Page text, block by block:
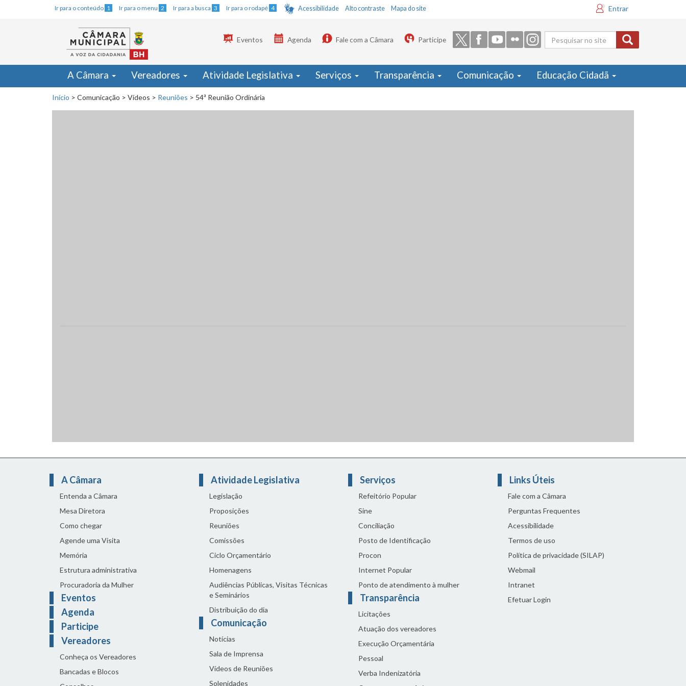
Ir para o conteúdo 1 Ir para o menu 2 Ir para a busca 3 Ir para o rodapé 4 Acessibilidade Alto contraste Mapa do site Entrar
Formulário
de busca
Eventos Agenda Fale com a Câmara Participe
A Câmara Vereadores Atividade Legislativa Serviços Transparência Comunicação Educação Cidadã
Início > Comunicação > Vídeos > Reuniões > 54ª Reunião Ordinária
A Câmara
Entenda a Câmara
Mesa Diretora
Como chegar
Agende uma Visita
Memória
Estrutura administrativa
Procuradoria da Mulher
Eventos
Agenda
Participe
Vereadores
Conheça os Vereadores
Bancadas e Blocos
Atividade Legislativa
Legislação
Proposições
Reuniões
Comissões
Ciclo Orçamentário
Homenagens
Audiências Públicas, Visitas Técnicas
e Seminários
Distribuição do dia
Comunicação
Notícias
Sala de Imprensa
Vídeos de Reuniões
Solenidades
Serviços
Refeitório Popular
Sine
Conciliação
Posto de Identificação
Procon
Internet Popular
Ponto de atendimento à mulher
Transparência
Licitações
Atuação dos vereadores
Execução Orçamentária
Pessoal
Verba Indenizatória
Links Úteis
Fale com a Câmara
Perguntas Frequentes
Acessibilidade
Termos de uso
Política de privacidade (SILAP)
Webmail
Intranet
Efetuar Login